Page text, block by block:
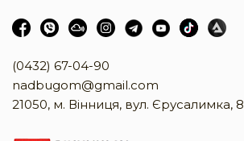
(0432) 67-04-90
nadbugom@gmail.com
21050, м. Вінниця, вул. Єрусалимка, 8